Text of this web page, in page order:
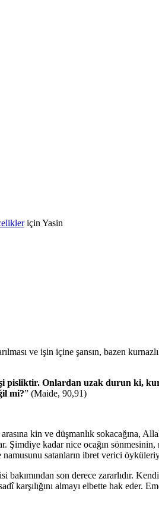
için Yasin
ve işin içine şansın, bazen
Onlardan uzak durun ki,
mi?” (Maide, 90,91)
kin ve düşmanlık sokacağına,
kadar nice ocağın sönmesinin,
satanların ibret verici
bakımından son derece zararlıdır.
almayı elbette hak eder.